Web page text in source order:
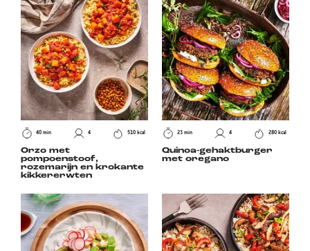
40 min 4 510 kcal
Orzo met
pompoenstoof,
rozemarijn en krokante
kikkererwten
23 min 4 280 kcal
Quinoa-gehaktburger
met oregano